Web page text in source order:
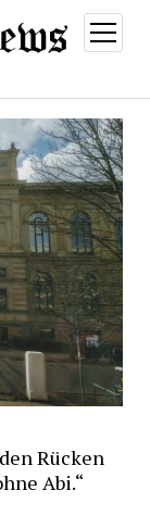
Menü
öffnen
Rücken
Abi.“